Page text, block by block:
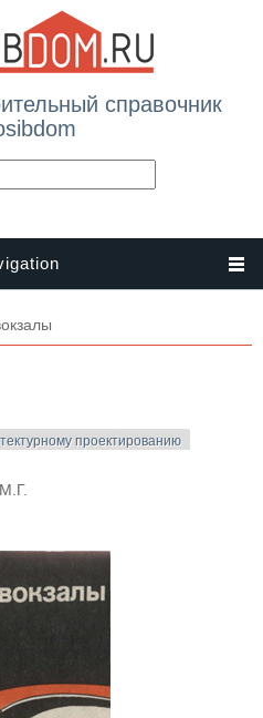
справочник
проектированию